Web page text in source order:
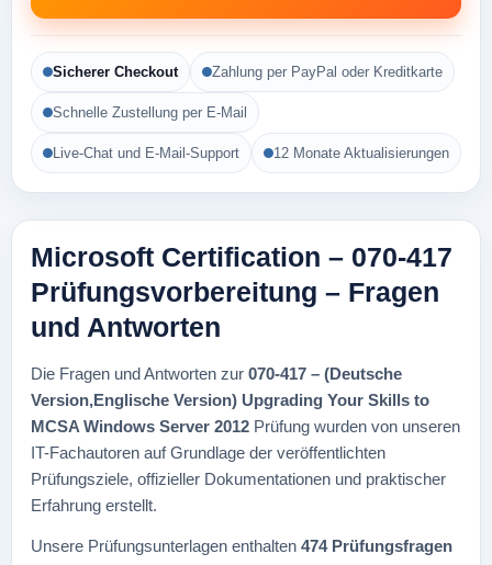
Sicherer Checkout Zahlung per PayPal oder Kreditkarte
Schnelle Zustellung per E-Mail
Live-Chat und E-Mail-Support 12 Monate Aktualisierungen
Microsoft Certification – 070-417
Prüfungsvorbereitung – Fragen
und Antworten
Die Fragen und Antworten zur 070-417 – (Deutsche
Version,Englische Version) Upgrading Your Skills to
MCSA Windows Server 2012 Prüfung wurden von unseren
IT-Fachautoren auf Grundlage der veröffentlichten
Prüfungsziele, offizieller Dokumentationen und praktischer
Erfahrung erstellt.
Unsere Prüfungsunterlagen enthalten 474 Prüfungsfragen